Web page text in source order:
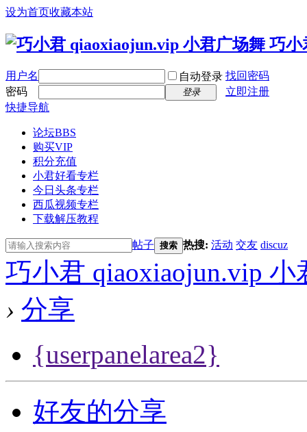
设为首页收藏本站
用户名 自动登录 找回密码
密码
登录
立即注册
快捷导航
论坛BBS
购买VIP
积分充值
小君好看专栏
今日头条专栏
西瓜视频专栏
下载解压教程
帖子 搜索 热搜: 活动 交友 discuz
巧小君 qiaoxiaojun.vip
› 分享
{userpanelarea2}
好友的分享